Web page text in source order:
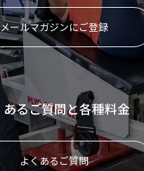
メールマガジンにご登録
あるご質問と各種料金
よくあるご質問